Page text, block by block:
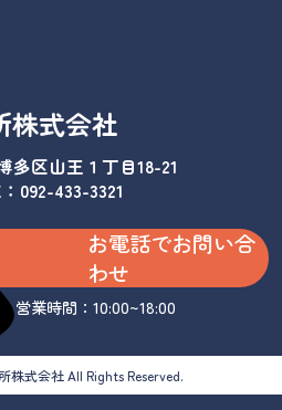
株式会社
多区山王１丁目18-21
092-433-3321
お電話でお問い合
わせ
営業時間：10:00~18:00
株式会社 All Rights Reserved.